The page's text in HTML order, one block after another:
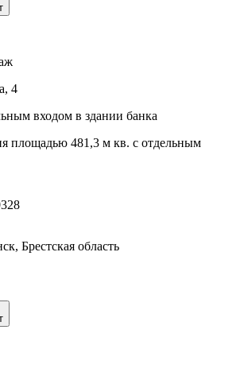
4
входом в здании банка
площадью 481,3 м кв. с отдельным
Брестская область